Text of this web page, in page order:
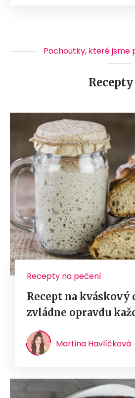
Pochoutky, které jsme
Recepty
Recepty na pečení
Recept na kváskový
zvládne opravdu
Martina Havlíčková